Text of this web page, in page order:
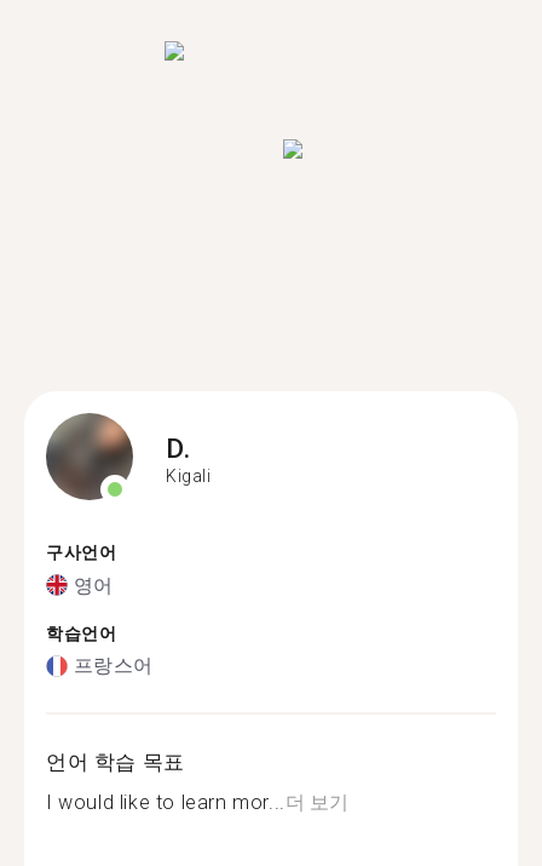
D.
Kigali
구사언어
영어
학습언어
프랑스어
언어 학습 목표
I would like to learn mor...더 보기